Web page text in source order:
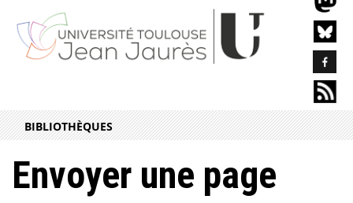
BIBLIOTHÈQUES
Envoyer une page